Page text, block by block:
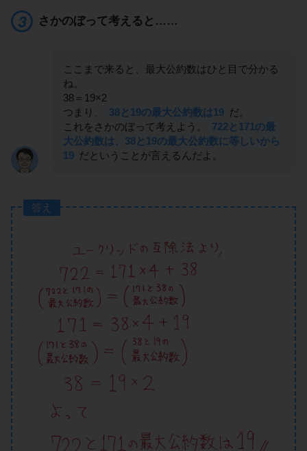
さかのぼって考えると……
ここまで来ると、最大公約数はひと目で分かる
ね。
38＝19×2
つまり、
38と19の最大公約数は19 だ。
これをさかのぼって考えよう。
722と171の最
大公約数は、38と19の最大公約数に等しいから
19 だということが言えるんだよ。
答え